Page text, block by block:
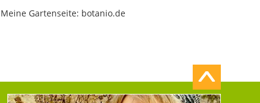
Meine Gartenseite: botanio.de